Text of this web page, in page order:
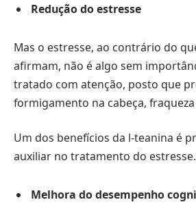
Redução do estresse
Mas o estresse, ao contrário do
afirmam, não é algo sem
tratado com atenção, posto que
formigamento na cabeça, fraqueza
Um dos benefícios da l-teanina é
auxiliar no tratamento do estresse.
Melhora do desempenho